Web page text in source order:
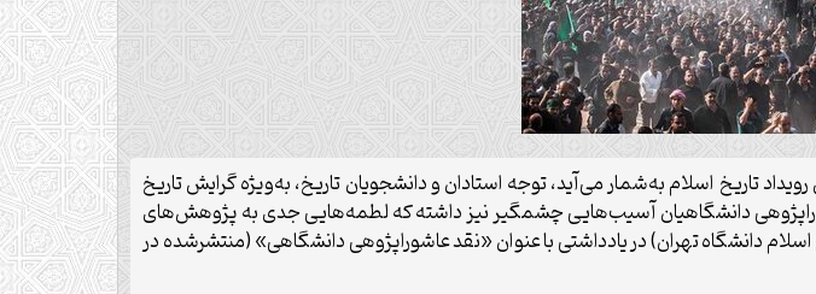
تاریخ اسلام به‌شمار می‌آید، توجه استادان و دانشجویان تاریخ، به‌ویژه گرایش تاریخ
دانشگاهیان آسیب‌هایی چشمگیر نیز داشته که لطمه‌هایی جدی به پژوهش‌های
دانشگاه تهران) در یادداشتی با عنوان «نقد عاشوراپژوهی دانشگاهی» (منتشرشده در